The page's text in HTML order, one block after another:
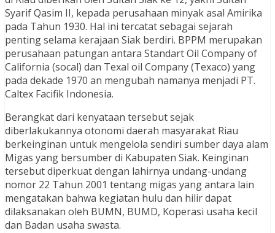
Syarif Qasim II, kepada perusahaan minyak asal Amirika
pada Tahun 1930. Hal ini tercatat sebagai sejarah
penting selama kerajaan Siak berdiri. BPPM merupakan
perusahaan patungan antara Standart Oil Company of
California (socal) dan Texal oil Company (Texaco) yang
pada dekade 1970 an mengubah namanya menjadi PT.
Caltex Facifik Indonesia.
Berangkat dari kenyataan tersebut sejak
diberlakukannya otonomi daerah masyarakat Riau
berkeinginan untuk mengelola sendiri sumber daya alam
Migas yang bersumber di Kabupaten Siak. Keinginan
tersebut diperkuat dengan lahirnya undang-undang
nomor 22 Tahun 2001 tentang migas yang antara lain
mengatakan bahwa kegiatan hulu dan hilir dapat
dilaksanakan oleh BUMN, BUMD, Koperasi usaha kecil
dan Badan usaha swasta.